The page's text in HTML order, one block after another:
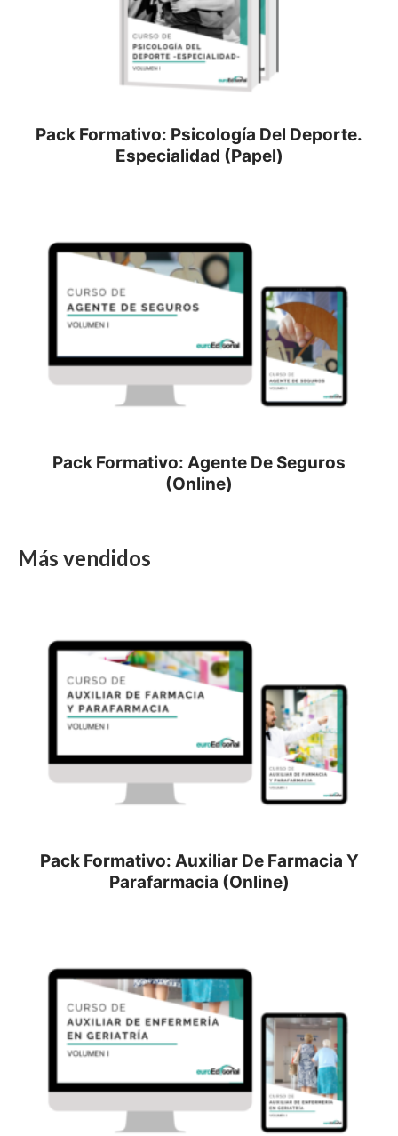
Pack Formativo: Psicología Del Deporte.
Especialidad (Papel)
Pack Formativo: Agente De Seguros
(Online)
Más vendidos
Pack Formativo: Auxiliar De Farmacia Y
Parafarmacia (Online)